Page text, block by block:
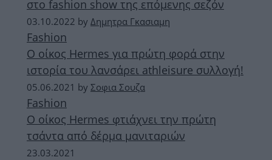
στο fashion show της επόμενης σεζόν
03.10.2022 by Δημητρα Γκασιαμη
Fashion
Ο οίκος Hermes για πρώτη φορά στην
ιστορία του λανσάρει athleisure συλλογή!
05.06.2021 by Σοφια Σουζα
Fashion
Ο οίκος Hermes φτιάχνει την πρώτη
τσάντα από δέρμα μανιταριών
23.03.2021